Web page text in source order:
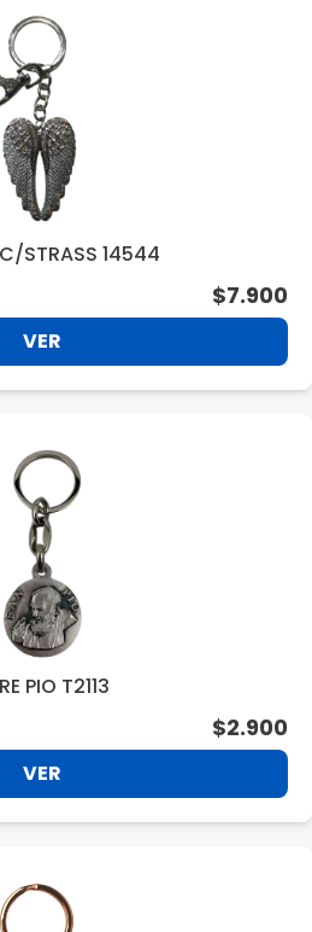
C/STRASS 14544
$7.900
VER
PIO T2113
$2.900
VER